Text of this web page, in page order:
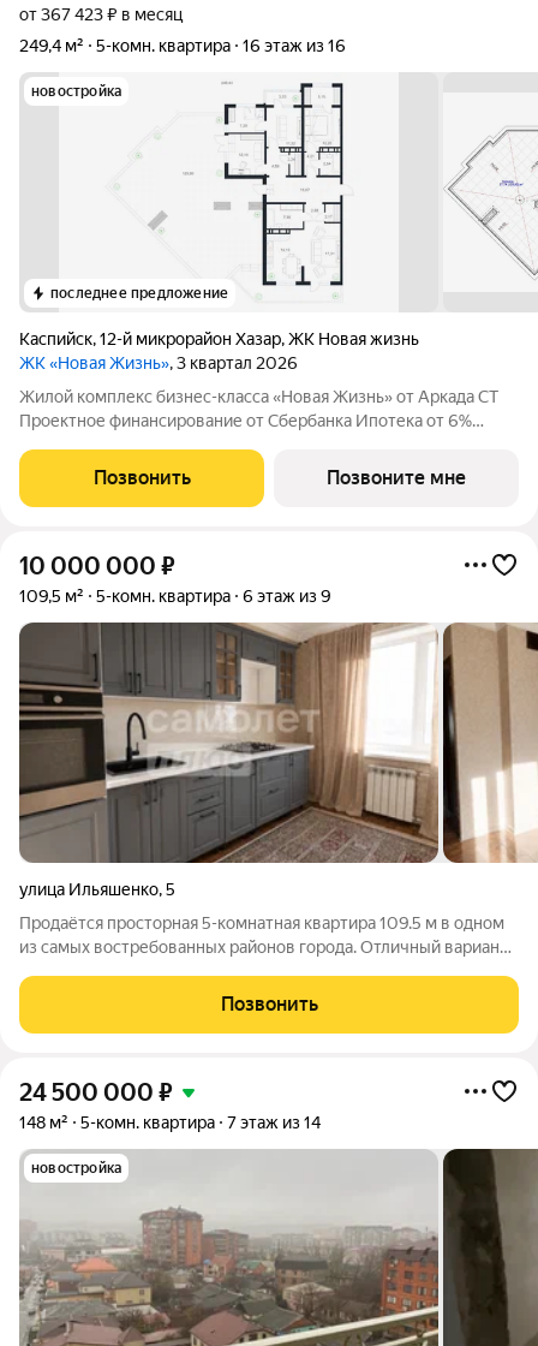
от 367 423 ₽ в месяц
249,4 м²
5-комн. квартира 16 этаж из 16
новостройка
последнее предложение
Каспийск,12-й микрорайон Хазар,ЖК Новая жизнь
ЖК «Новая Жизнь», 3 квартал 2026
Жилой комплекс бизнес-класса «Новая Жизнь» от Аркада СТ
Проектное финансирование от Сбербанка Ипотека от 6%
взноса, Мубараха Квартиры с видом на море Пешая
доступность к набережной
Позвонить Позвоните мне
10 000 000 ₽
109,5 м² 5-комн. квартира 6 этаж из 9
улица Ильяшенко,5
Продаётся просторная 5-комнатная квартира 109.5 м в одном
из самых востребованных районов города. Отличный вариант
инфраструктуру и просторные комнаты. О доме:Панельный
дом 6 этаж из 1 лиф Парковка во
Позвонить
24 500 000 ₽
148 м² 5-комн. квартира 7 этаж из 14
новостройка